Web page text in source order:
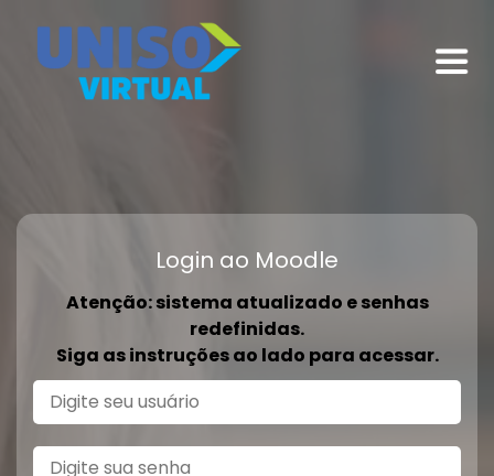
Login ao Moodle
Atenção: sistema atualizado e senhas
redefinidas.
Siga as instruções ao lado para acessar.